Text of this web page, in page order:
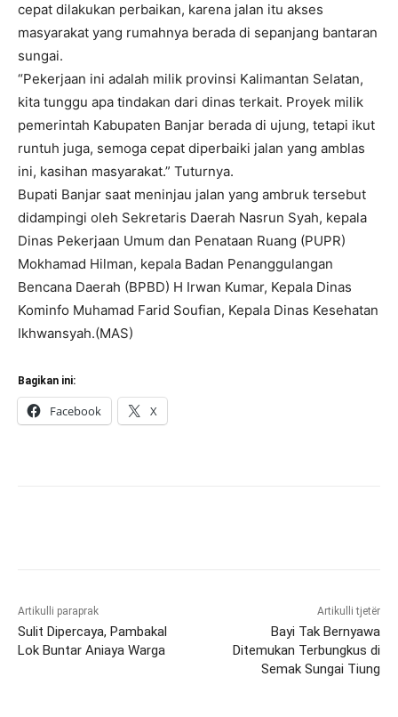
cepat dilakukan perbaikan, karena jalan itu akses
masyarakat yang rumahnya berada di sepanjang bantaran
sungai.
“Pekerjaan ini adalah milik provinsi Kalimantan Selatan,
kita tunggu apa tindakan dari dinas terkait. Proyek milik
pemerintah Kabupaten Banjar berada di ujung, tetapi ikut
runtuh juga, semoga cepat diperbaiki jalan yang amblas
ini, kasihan masyarakat.” Tuturnya.
Bupati Banjar saat meninjau jalan yang ambruk tersebut
didampingi oleh Sekretaris Daerah Nasrun Syah, kepala
Dinas Pekerjaan Umum dan Penataan Ruang (PUPR)
Mokhamad Hilman, kepala Badan Penanggulangan
Bencana Daerah (BPBD) H Irwan Kumar, Kepala Dinas
Kominfo Muhamad Farid Soufian, Kepala Dinas Kesehatan
Ikhwansyah.(MAS)
Bagikan ini:
Facebook X
Artikulli paraprak
Sulit Dipercaya, Pambakal
Lok Buntar Aniaya Warga
Artikulli tjetër
Bayi Tak Bernyawa
Ditemukan Terbungkus di
Semak Sungai Tiung